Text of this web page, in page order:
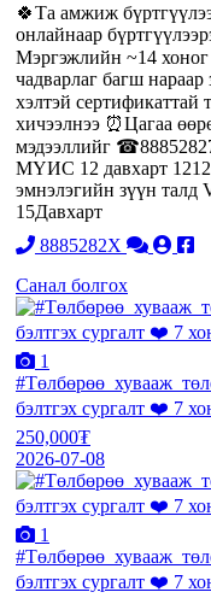
🍀Та амжиж
онлайнаар
Мэргэжлийн ~14
чадварлаг багш
хэлтэй сертификаттай
хичээлнээ ⏰Цагаа
мэдээллийг
МҮИС 12 давхарт 1212
эмнэлэгийн зүүн талд
15Давхарт
8885282X
Санал болгох
1
бэлтгэх сургалт ❤️ 7
250,000₮
2026-07-08
1
бэлтгэх сургалт ❤️ 7